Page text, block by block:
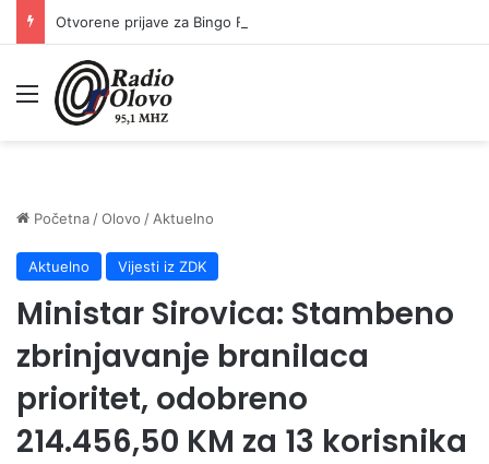
Meni
Početna /Olovo / Aktuelno
Aktuelno Vijesti iz ZDK
Ministar Sirovica: Stambeno
zbrinjavanje branilaca
prioritet, odobreno
214.456,50 KM za 13 korisnika